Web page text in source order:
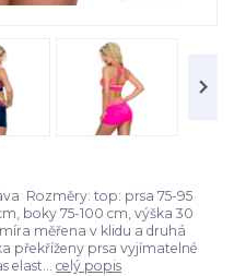
Rozměry: top: prsa 75-95
boky 75-100 cm, výška 30
měřena v klidu a druhá
překříženy prsa vyjímatelné
elast... celý popis